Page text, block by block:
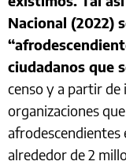
Nacional (2022)
ciudadanos que
censo y a partir
organizaciones
afrodescendientes
alrededor de 2